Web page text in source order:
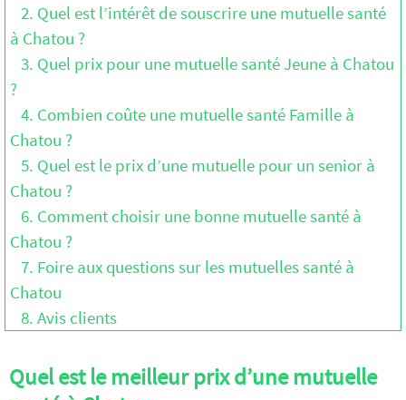
2. Quel est l’intérêt de souscrire une mutuelle santé
à Chatou ?
3. Quel prix pour une mutuelle santé Jeune à Chatou
?
4. Combien coûte une mutuelle santé Famille à
Chatou ?
5. Quel est le prix d’une mutuelle pour un senior à
Chatou ?
6. Comment choisir une bonne mutuelle santé à
Chatou ?
7. Foire aux questions sur les mutuelles santé à
Chatou
8. Avis clients
Quel est le meilleur prix d’une mutuelle